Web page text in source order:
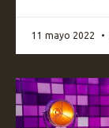
11 mayo 2022